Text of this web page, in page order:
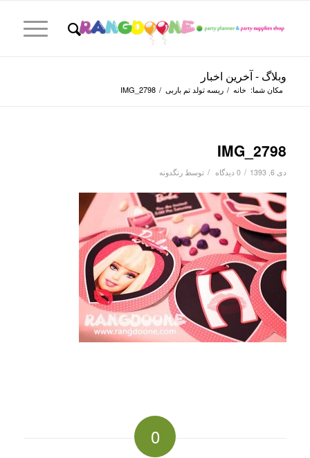
وبلاگ - آخرین اخبار
مکان شما: خانه / ریسه تولد تم باربی /
IMG_2798
IMG_2798
دی 6, 1393 / 0 دیدگاه / توسط رنگدونه
0